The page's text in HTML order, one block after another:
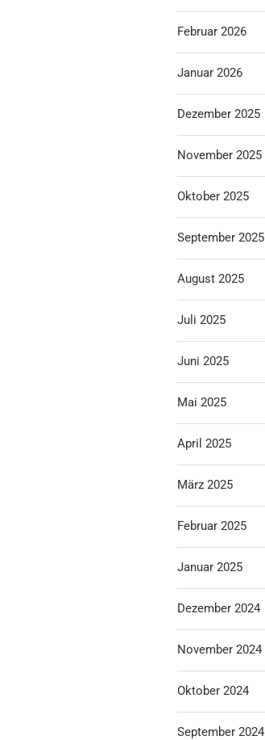
Februar 2026
Januar 2026
Dezember 2025
November 2025
Oktober 2025
September 2025
August 2025
Juli 2025
Juni 2025
Mai 2025
April 2025
März 2025
Februar 2025
Januar 2025
Dezember 2024
November 2024
Oktober 2024
September 2024